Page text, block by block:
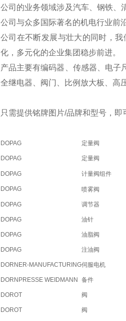
公司的业务领域涉及汽车、钢铁、
公司与众多国际著名的机电行业前
公司在不断发展与壮大的同时，
化，多元化的企业集团稳步前进。
产品主要有编码器、传感器、电子
全继电器、阀门、比例放大板、高
只需提供铭牌图片/品牌和型号，即
DOPAG 定量阀
DOPAG 定量阀
DOPAG 计量阀组件
DOPAG 喷雾阀
DOPAG 调节器
DOPAG 油针
DOPAG 油脂阀
DOPAG 注油阀
DORNER-MANUFACTURING伺服电机
DORNPRESSE WEIDMANN 备件
DOROT 阀
DOROT 阀